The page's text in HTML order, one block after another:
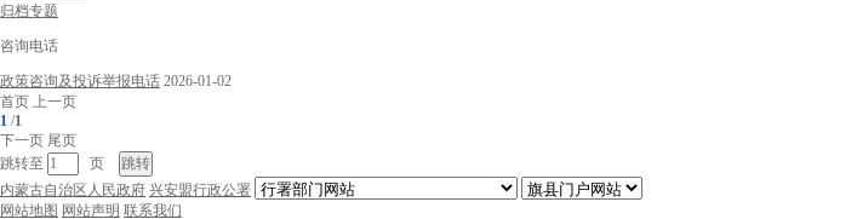
归档专题
咨询电话
政策咨询及投诉举报电话 2026-01-02
首页 上一页
1 /1
下一页 尾页
跳转至
页
内蒙古自治区人民政府 兴安盟行政公署
网站地图 网站声明 联系我们